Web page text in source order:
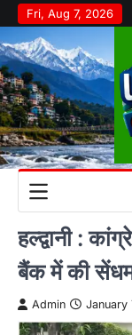
Skip
to
content
Fri, Aug 7, 2026
हल्द्वानी :
बैंक में की
Admin January